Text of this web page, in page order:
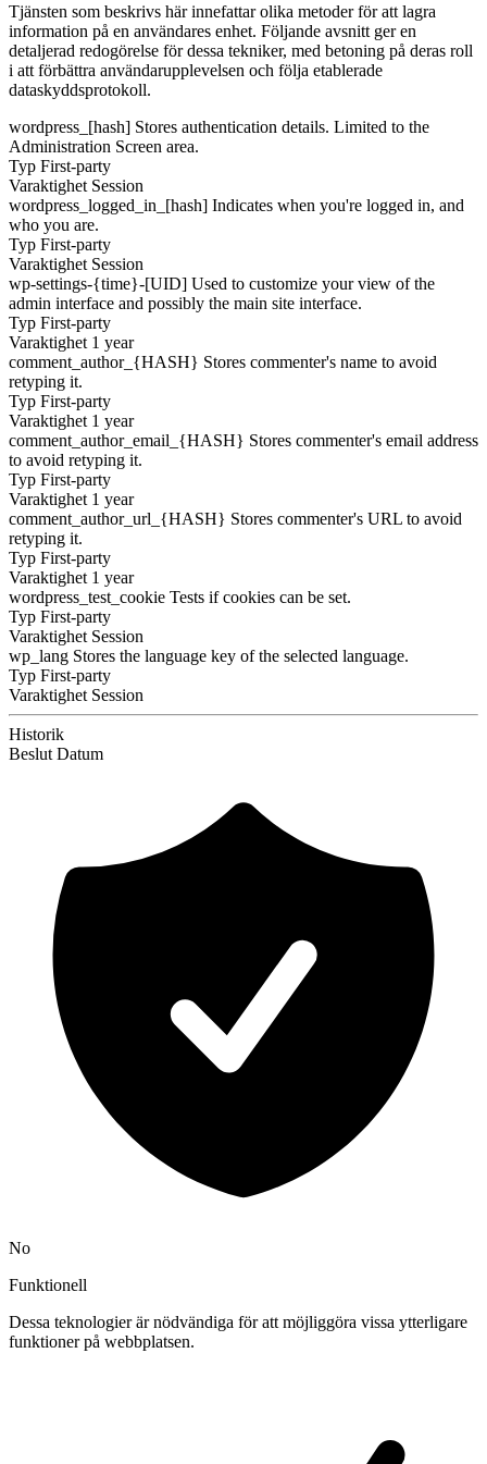
Tjänsten som beskrivs här innefattar olika metoder för att lagra
information på en användares enhet. Följande avsnitt ger en
detaljerad redogörelse för dessa tekniker, med betoning på deras roll
i att förbättra användarupplevelsen och följa etablerade
dataskyddsprotokoll.
wordpress_[hash] Stores authentication details. Limited to the
Administration Screen area.
Typ First-party
Varaktighet Session
wordpress_logged_in_[hash] Indicates when you're logged in, and
who you are.
Typ First-party
Varaktighet Session
wp-settings-{time}-[UID] Used to customize your view of the
admin interface and possibly the main site interface.
Typ First-party
Varaktighet 1 year
comment_author_{HASH} Stores commenter's name to avoid
retyping it.
Typ First-party
Varaktighet 1 year
comment_author_email_{HASH} Stores commenter's email address
to avoid retyping it.
Typ First-party
Varaktighet 1 year
comment_author_url_{HASH} Stores commenter's URL to avoid
retyping it.
Typ First-party
Varaktighet 1 year
wordpress_test_cookie Tests if cookies can be set.
Typ First-party
Varaktighet Session
wp_lang Stores the language key of the selected language.
Typ First-party
Varaktighet Session
Historik
Beslut Datum
No
Funktionell
Dessa teknologier är nödvändiga för att möjliggöra vissa ytterligare
funktioner på webbplatsen.